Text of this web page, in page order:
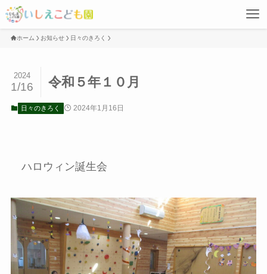
ホーム お知らせ 日々のきろく
令和５年１０月
2024
1/16
日々のきろく 2024年1月16日
ハロウィン誕生会